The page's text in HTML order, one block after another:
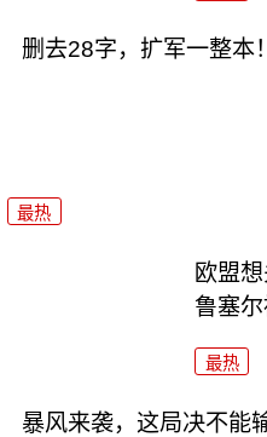
删去28字，扩军一整本
最热
欧盟
鲁塞
最热
暴风来袭，这局决不能